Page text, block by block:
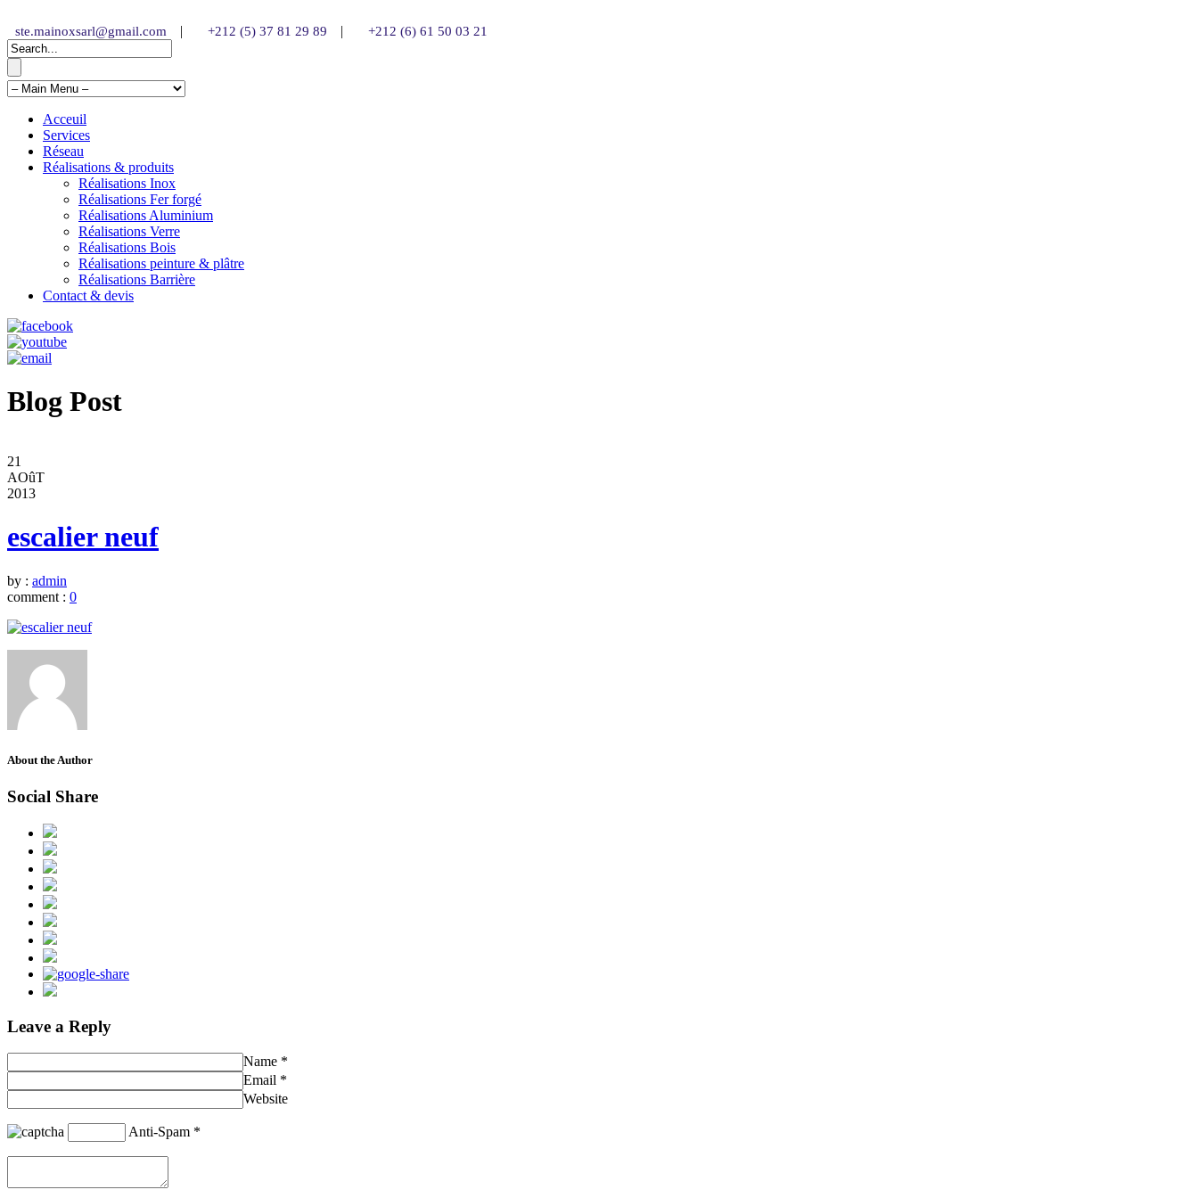
ste.mainoxsarl@gmail.com | +212 (5) 37 81 29 89 | +212 (6) 61 50 03 21
Acceuil
Services
Réseau
Réalisations & produits
Réalisations Inox
Réalisations Fer forgé
Réalisations Aluminium
Réalisations Verre
Réalisations Bois
Réalisations peinture & plâtre
Réalisations Barrière
Contact & devis
Blog Post
21
AOûT
2013
escalier neuf
by : admin
comment : 0
About the Author
Social Share
Leave a Reply
Name *
Email *
Website
Anti-Spam *